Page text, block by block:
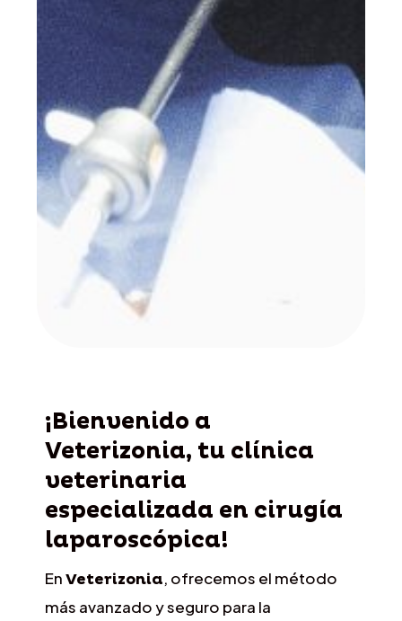
¡Bienvenido a
Veterizonia, tu clínica
veterinaria
especializada en cirugía
laparoscópica!
EnVeterizonia, ofrecemos el método
más avanzado y seguro para la